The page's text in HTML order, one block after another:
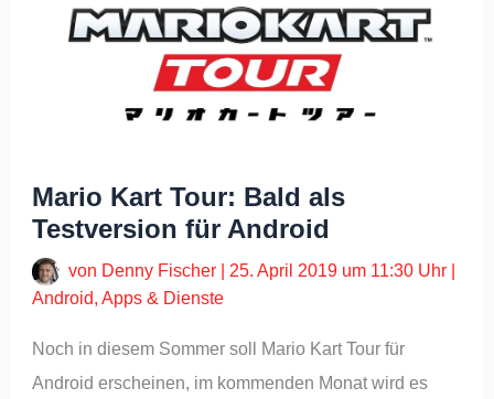
Mario Kart Tour: Bald als
Testversion für Android
von Denny Fischer 25. April 2019 um 11:30 Uhr
Android,Apps & Dienste
Noch in diesem Sommer soll Mario Kart Tour für
Android erscheinen, im kommenden Monat wird es